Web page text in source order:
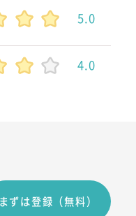
5.0
4.0
まずは登録（無料）